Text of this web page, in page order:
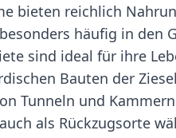
bieten reichlich
häufig in den
sind ideal für ihre
Bauten der
Tunneln und
als Rückzugsorte